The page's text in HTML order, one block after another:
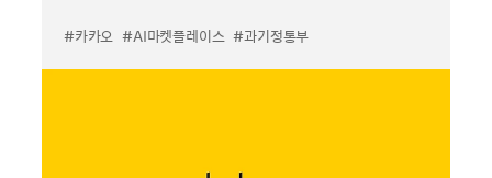
#카카오 #AI마켓플레이스 #과기정통부